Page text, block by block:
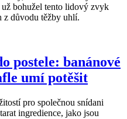
bohužel tento lidový zvyk
z důvodu těžby uhlí.
postele: banánové
umí potěšit
pro společnou snídani
ingredience, jako jsou